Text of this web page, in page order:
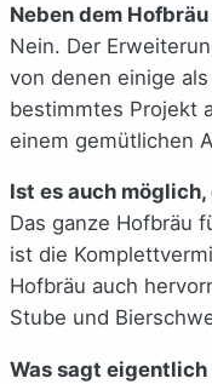
Neben dem
Nein. Der
von denen einige
bestimmtes Projekt
einem gemütlichen
Ist es auch
Das ganze Hofbräu
ist die
Hofbräu auch
Stube und
Was sagt eigentlich